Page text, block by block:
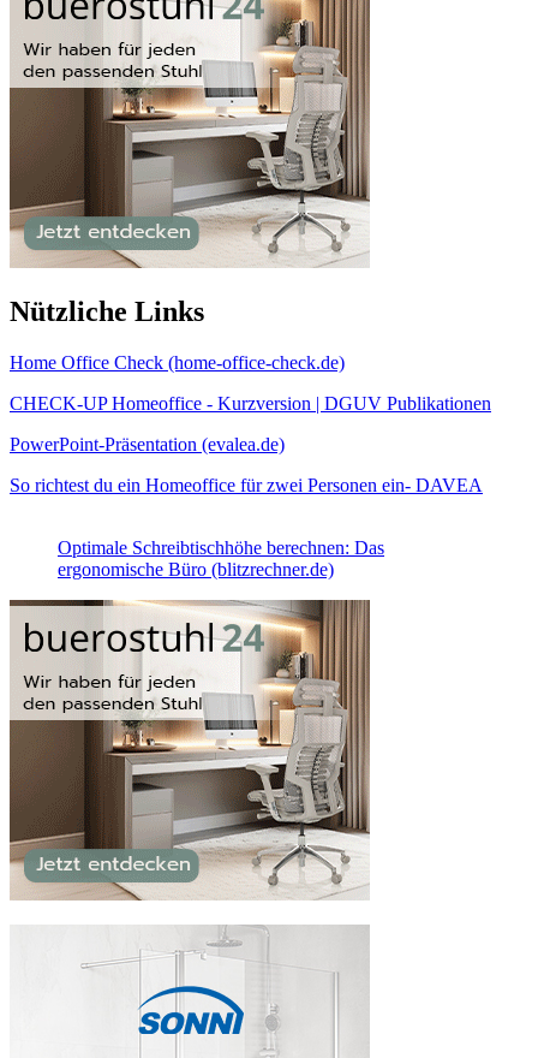
Nützliche Links
Home Office Check (home-office-check.de)
CHECK-UP Homeoffice - Kurzversion | DGUV Publikationen
PowerPoint-Präsentation (evalea.de)
So richtest du ein Homeoffice für zwei Personen ein- DAVEA
Optimale Schreibtischhöhe berechnen: Das
ergonomische Büro (blitzrechner.de)